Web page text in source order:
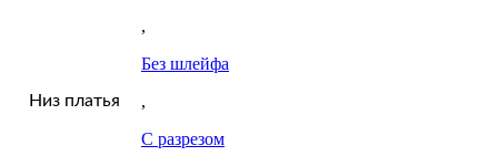
Низ платья
,
Без шлейфа
,
С разрезом